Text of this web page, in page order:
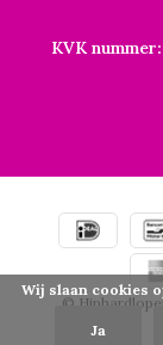
KVK nummer:
©
Wij slaan cookies
Ja